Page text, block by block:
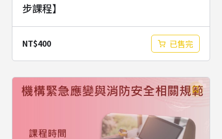
步課程】
NT$400 已售完